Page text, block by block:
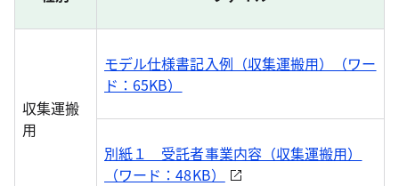
収集運搬
用
モデル仕様書記入例（収集運搬用）（ワー
ド：65KB）
別紙１ 受託者事業内容（収集運搬用）
（ワード：48KB）